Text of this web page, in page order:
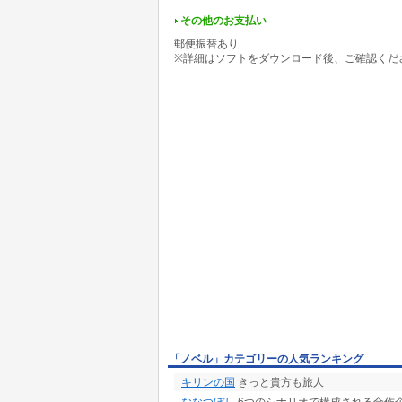
その他のお支払い
郵便振替あり
※詳細はソフトをダウンロード後、ご確認くだ
「ノベル」カテゴリーの人気ランキング
キリンの国 きっと貴方も旅人